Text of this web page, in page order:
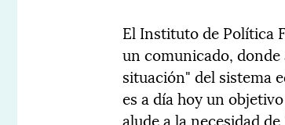
El Instituto de Política
un comunicado,
situación" del sistema
es a día hoy un
alude a la necesidad